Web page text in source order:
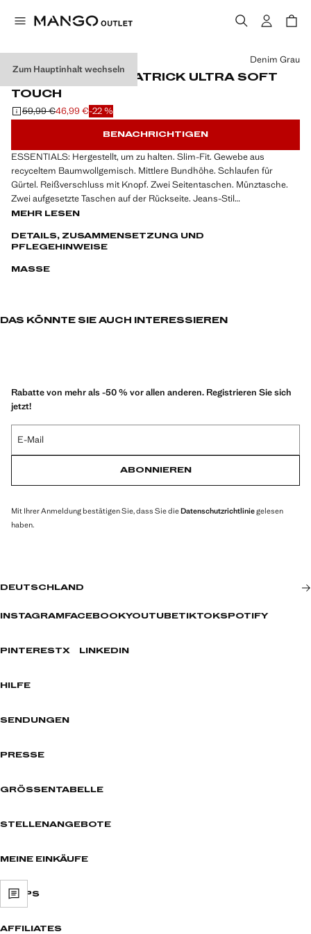
Zum Hauptinhalt wechseln
SLIM FIT-JEANS PATRICK ULTRA SOFT
TOUCH
Ausgangspreis durchgestrichen [59,99 € ]
59,99 €
Aktueller Preis [46,99 € ]
46,99 €-22 %
Wählen Sie eine Farbe
Denim Grau
BENACHRICHTIGEN
ESSENTIALS: Hergestellt, um zu halten. Slim-Fit. Gewebe aus
recyceltem Baumwollgemisch. Mittlere Bundhöhe. Schlaufen für
Gürtel. Reißverschluss mit Knopf. Zwei Seitentaschen. Münztasche.
Zwei aufgesetzte Taschen auf der Rückseite. Jeans-Stil
Baumwollgemisch, mittlerer Sitz, schlaufen für Gürtel, reiß- und
Taschen hinten, das Model ist 185 cm groß und trägt Größe 42, jeans-
MEHR LESEN
DETAILS, ZUSAMMENSETZUNG UND
PFLEGEHINWEISE
MASSE
DAS KÖNNTE SIE AUCH INTERESSIEREN
Rabatte von mehr als -50 % vor allen anderen. Registrieren Sie sich
jetzt!
E-Mail
ABONNIEREN
Mit Ihrer Anmeldung bestätigen Sie, dass Sie dieDatenschutzrichtliniegelesen
haben.
DEUTSCHLAND
INSTAGRAM FACEBOOKYOUTUBETIKTOKSPOTIFY
PINTERESTX LINKEDIN
HILFE
SENDUNGEN
PRESSE
GRÖSSENTABELLE
STELLENANGEBOTE
MEINE EINKÄUFE
SHOPS
AFFILIATES